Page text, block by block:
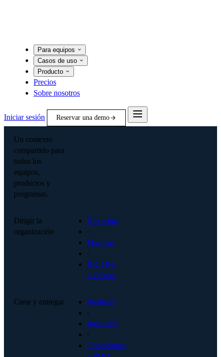
Para equipos
Casos de uso
Producto
Precios
Sobre nosotros
Iniciar sesión Reservar una demo
Un contexto
compartido para
todos los
equipos,
productos y
programas.
Dirigir la
organización
Dirección
·
Finanzas
·
RR. HH.
y Cultura
Crear y entregar
Producto
·
Ingeniería
·
Operaciones